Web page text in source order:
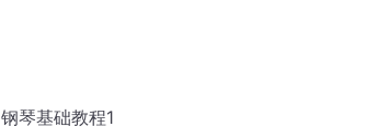
钢琴基础教程1